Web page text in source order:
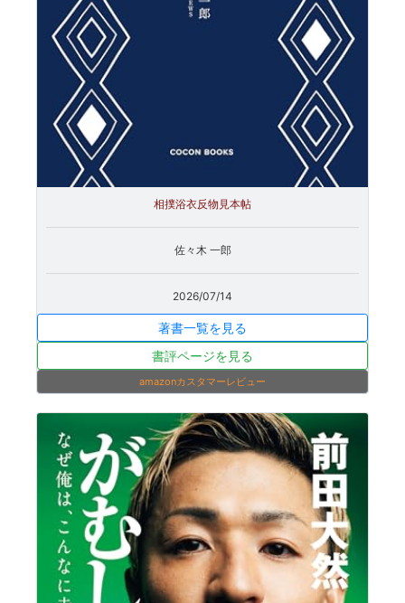
相撲浴衣反物見本帖
佐々木 一郎
2026/07/14
著書一覧を見る
書評ページを見る
amazonカスタマーレビュー